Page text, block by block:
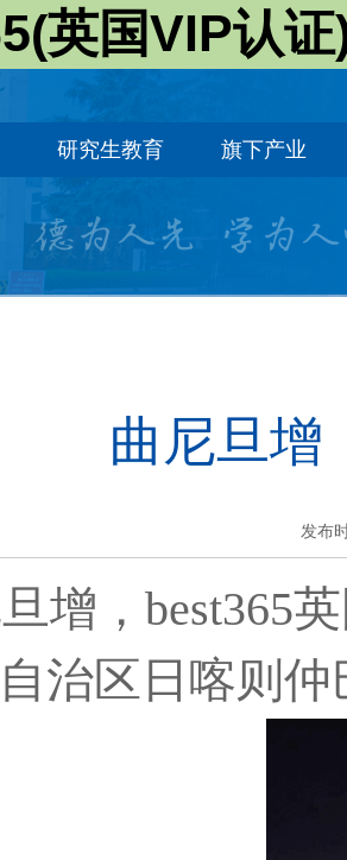
英国VIP认
研究生教育 旗下产业
曲尼旦增
发布
增，best365
治区日喀则